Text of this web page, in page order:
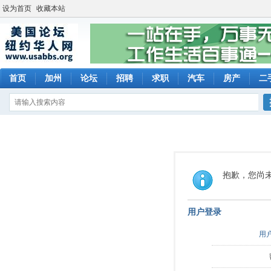
设为首页 收藏本站
首页 加州 论坛 招聘 求职 汽车 房产 二
抱歉，您尚
用户登录
用